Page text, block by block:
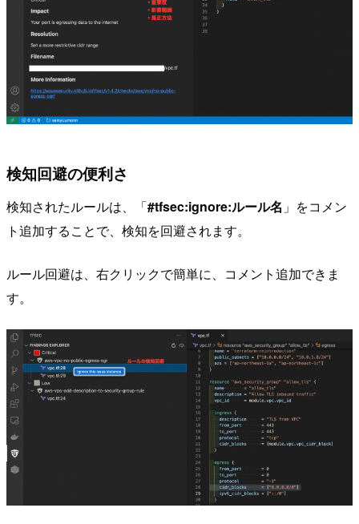
検知回避の便利さ
検知されたルールは、「#tfsec:ignore:ルール名 」をコメン
ト追加することで、検知を回避されます。
ルール回避は、右クリックで簡単に、コメント追加できま
す。